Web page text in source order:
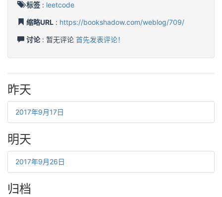
标签 : leetcode
缩略URL : https://bookshadow.com/weblog/709/
讨论: 暂无评论 首先发表评论！
昨天
2017年9月17日
明天
2017年9月26日
归档